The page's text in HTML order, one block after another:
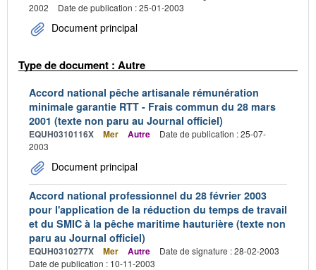
2002
Date de publication : 25-01-2003
Document principal
Type de document : Autre
Accord national pêche artisanale rémunération
minimale garantie RTT - Frais commun du 28 mars
2001 (texte non paru au Journal officiel)
EQUH0310116X Mer Autre
Date de publication : 25-07-
2003
Document principal
Accord national professionnel du 28 février 2003
pour l'application de la réduction du temps de travail
et du SMIC à la pêche maritime hauturière (texte non
paru au Journal officiel)
EQUH0310277X Mer Autre
Date de signature : 28-02-2003
Date de publication : 10-11-2003